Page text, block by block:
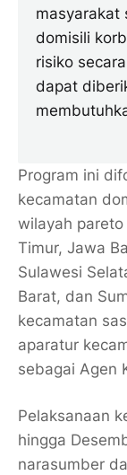
masyarakat
domisili
risiko
dapat
Program ini
kecamatan
wilayah
Timur, Jawa
Sulawesi
Barat, dan
kecamatan
aparatur
sebagai Agen
Pelaksanaan
hingga
narasumber